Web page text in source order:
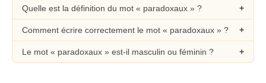
Quelle est la définition du mot « paradoxaux » ?
Comment écrire correctement le mot « paradoxaux » ?
Le mot « paradoxaux » est-il masculin ou féminin ?